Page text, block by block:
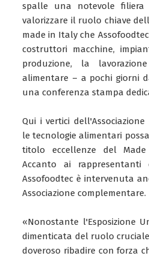
spalle una notevole filiera
valorizzare il ruolo chiave
made in Italy che
costruttori macchine,
produzione, la
alimentare – a pochi giorni
una conferenza stampa
Qui i vertici
le tecnologie alimentari
titolo eccellenze del
Accanto ai
Assofoodtec è intervenuta
Associazione complementare.
«Nonostante l'Esposizione
dimenticata del ruolo
doveroso ribadire con forza